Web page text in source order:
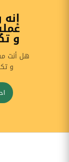
و
هل أنت
و